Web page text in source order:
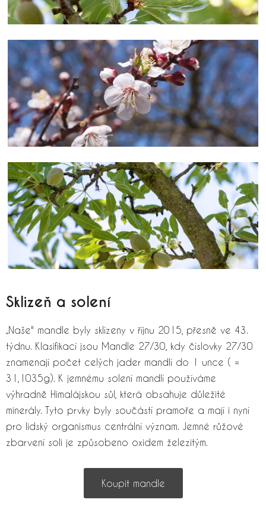
Sklizeň a solení
„Naše" mandle byly sklízeny v říjnu 2015, přesně ve 43.
týdnu. Klasifikací jsou Mandle 27/30, kdy číslovky 27/30
znamenají počet celých jader mandlí do 1 unce ( =
31,1035g). K jemnému solení mandlí používáme
výhradně Himalájskou sůl, která obsahuje důležité
minerály. Tyto prvky byly součástí pramoře a mají i nyní
pro lidský organismus centrální význam. Jemné růžové
zbarvení soli je způsobeno oxidem železitým.
Koupit mandle